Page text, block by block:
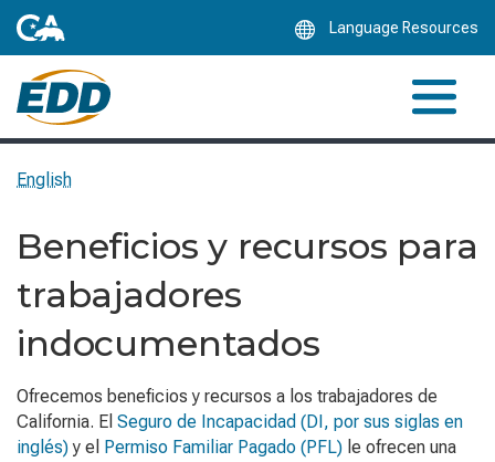
Language Resources
English
Beneficios y recursos para
trabajadores
indocumentados
Ofrecemos beneficios y recursos a los trabajadores de
California. El Seguro de Incapacidad (DI, por sus siglas en
inglés)y el Permiso Familiar Pagado (PFL) le ofrecen una